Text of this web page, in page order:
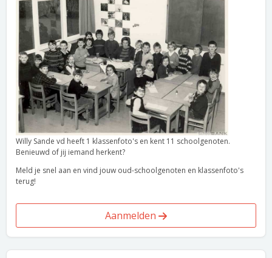
Willy Sande vd heeft 1 klassenfoto's en kent 11 schoolgenoten.
Benieuwd of jij iemand herkent?
Meld je snel aan en vind jouw oud-schoolgenoten en klassenfoto's
terug!
Aanmelden